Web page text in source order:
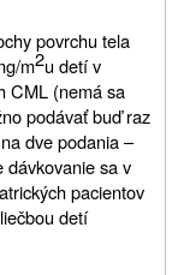
povrchu tela
m2u detí v
CML (nemá sa
podávať buď raz
dve podania –
dávkovanie sa v
pacientov
detí